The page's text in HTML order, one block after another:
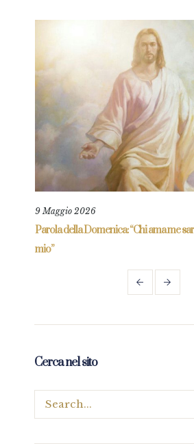
9 Maggio 2026
Parola della Domenica: “Chi ama me
mio”
Cerca nel sito